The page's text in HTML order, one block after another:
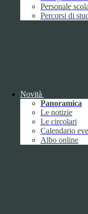
Personale
Percorsi di
Novità
Panoramica
Le notizie
Le circolari
Calendario
Albo online
Agosto
2018